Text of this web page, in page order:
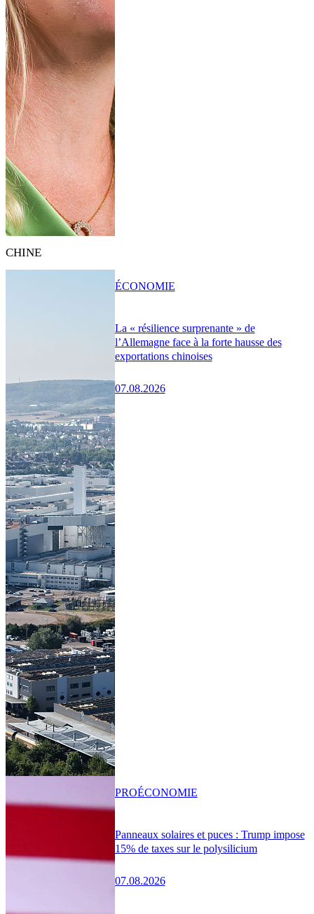
CHINE
La « résilience surprenante » de
l’Allemagne face à la forte hausse des
exportations chinoises
07.08.2026
ÉCONOMIE
Panneaux solaires et puces : Trump impose
15% de taxes sur le polysilicium
07.08.2026
PROÉCONOMIE